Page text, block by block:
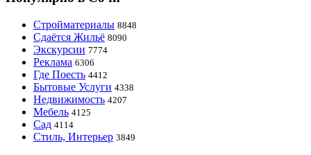
Стройматериалы 8848
Сдаётся Жильё 8090
Экскурсии 7774
Реклама 6306
Где Поесть 4412
Бытовые Услуги 4338
Недвижимость 4207
Мебель 4125
Сад 4114
Стиль, Интерьер 3849